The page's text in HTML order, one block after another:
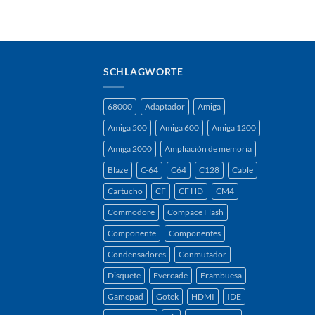
SCHLAGWORTE
68000 Adaptador Amiga
Amiga 500 Amiga 600 Amiga 1200
Amiga 2000 Ampliación de memoria
Blaze C-64 C64 C128 Cable
Cartucho CF CF HD CM4
Commodore Compace Flash
Componente Componentes
Condensadores Conmutador
Disquete Evercade Frambuesa
Gamepad Gotek HDMI IDE